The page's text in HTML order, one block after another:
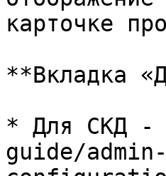
карточке
**Вкладка
* Для СКД -
guide/